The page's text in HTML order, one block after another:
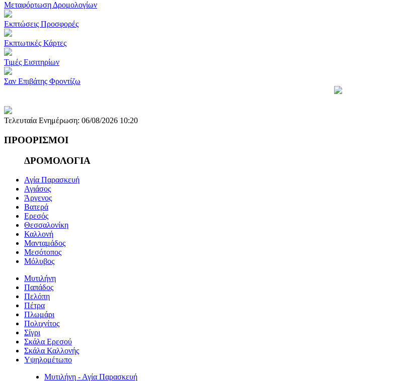
Μεταφόρτωση Δρομολογίων
Εκπτώσεις Προσφορές
Εκπτωτικές Κάρτες
Τιμές Εισιτηρίων
Σαν Επιβάτης Φροντίζω
Τελευταία Ενημέρωση: 06/08/2026 10:20
ΠΡΟΟΡΙΣΜΟΙ
ΔΡΟΜΟΛΟΓΙΑ
Αγία Παρασκευή
Αγιάσος
Άργενος
Βατερά
Ερεσός
Θεσσαλονίκη
Καλλονή
Μανταμάδος
Μεσότοπος
Μόλυβος
Μυτιλήνη
Παπάδος
Πελόπη
Πέτρα
Πλωμάρι
Πολιχνίτος
Σίγρι
Σκάλα Ερεσού
Σκάλα Καλλονής
Υψηλομέτωπο
Μυτιλήνη - Αγία Παρασκευή